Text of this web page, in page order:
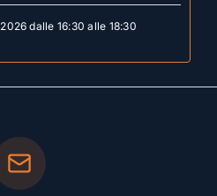
dalle 16:30 alle 18:30